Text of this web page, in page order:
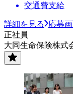
交通費支給
詳細を見る
応募
正社員
大同生命保険株式